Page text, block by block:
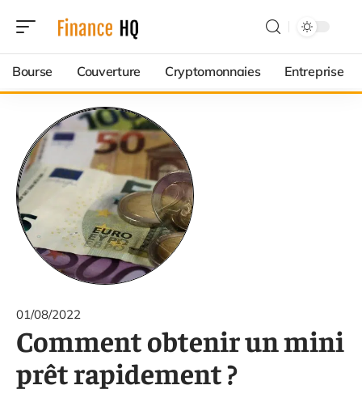
Bourse Couverture Cryptomonnaies Entreprise
01/08/2022
Comment obtenir un mini
prêt rapidement ?